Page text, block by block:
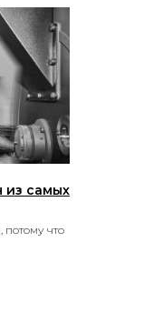
самых
потому что